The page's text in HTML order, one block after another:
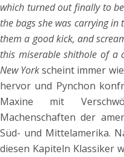
which turned out finally to
the bags she was carrying
them a good kick, and
this miserable shithole of a
New Yorkscheint immer
hervor und Pynchon
Maxine mit
Machenschaften der
Süd- und Mittelamerika.
diesen Kapiteln Klassiker